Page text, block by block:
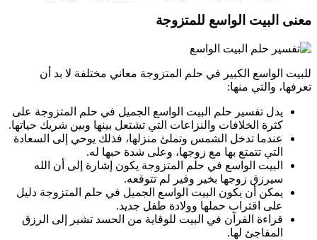
معنى البيت الواسع للمتزوجة
للبيت الواسع الكبير في حلم المتزوجة معاني مختلفة لا بد أن
تعرفها، والتي منها:
يدل تفسير حلم البيت الواسع الجميل في حلم المتزوجة على
كثرة الخلافات والنزاعات التي تشتعل بينها وبين شريك حياتها.
عندما تدخل الشمس وتملئ منزلها، فذلك يوحي إلى السعادة
التي تتمتع بها مع زوجها، وعلى شدة حبها له.
البيت الواسع في حلم المتزوجة يكون إشارة إلى أن الله
سيرزق زوجها بخير وفير لم تتوقعه.
يمكن أن يكون البيت الواسع الجميل في حلم المتزوجة دليل
على اقتراب حملها وولادة طفل جديد.
قراءة القرآن في البيت للوقاية من الحسد تشير إلى الرزق
المفاجئ لها.